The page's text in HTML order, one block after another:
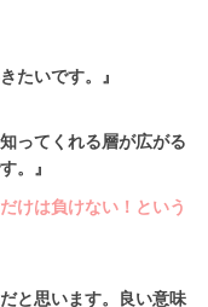
たいです。』
ってくれる層が広がる
。』
けは負けない！という
と思います。良い意味